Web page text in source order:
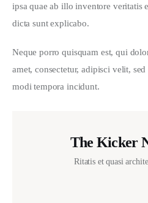
ipsa quae ab illo inventore veritatis
dicta sunt explicabo.
Neque porro quisquam est, qui
amet, consectetur, adipisci velit,
modi tempora incidunt.
The Kicker
Ritatis et quasi